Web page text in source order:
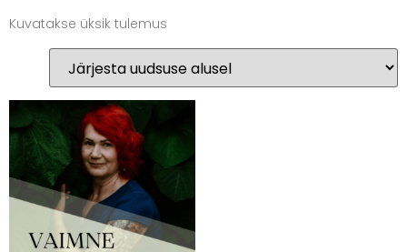
Kuvatakse üksik tulemus